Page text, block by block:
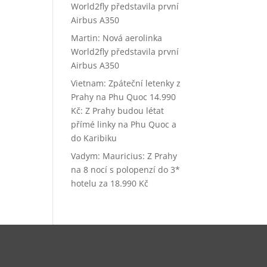
World2fly představila první
Airbus A350
Martin: Nová aerolinka
World2fly představila první
Airbus A350
Vietnam: Zpáteční letenky z
Prahy na Phu Quoc 14.990
Kč:Z Prahy budou létat
přímé linky na Phu Quoc a
do Karibiku
Vadym: Mauricius: Z Prahy
na 8 nocí s polopenzí do 3*
hotelu za 18.990 Kč